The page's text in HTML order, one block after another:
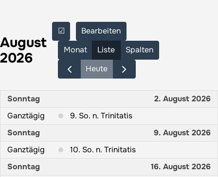
August
2026
☑
Bearbeiten
Monat
Liste
Spalten
Heute
Sonntag
2. August 2026
Ganztägig
9. So. n. Trinitatis
Sonntag
9. August 2026
Ganztägig
10. So. n. Trinitatis
Sonntag
16. August 2026